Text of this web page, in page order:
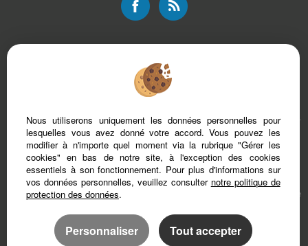
Bareme d'honoraires
Afin de vous offrir un confort de lecture permanent, depuis votre PC, votre tablette
d'écrans
Nous utiliserons uniquement les données personnelles pour
lesquelles vous avez donné votre accord. Vous pouvez les
modifier à n'importe quel moment via la rubrique "Gérer les
cookies" en bas de notre site, à l'exception des cookies
essentiels à son fonctionnement. Pour plus d'informations sur
vos données personnelles, veuillez consulter notre politique de
protection des données.
Personnaliser Tout accepter